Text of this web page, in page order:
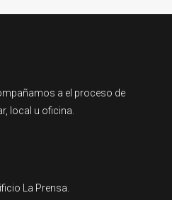
a el proceso de
local u oficina.
La Prensa.